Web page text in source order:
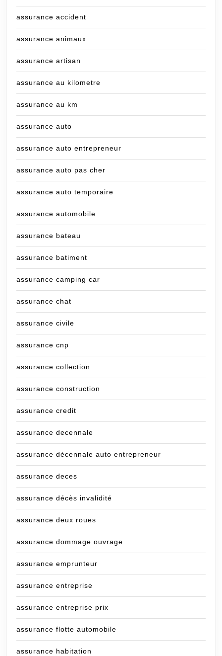
assurance accident
assurance animaux
assurance artisan
assurance au kilometre
assurance au km
assurance auto
assurance auto entrepreneur
assurance auto pas cher
assurance auto temporaire
assurance automobile
assurance bateau
assurance batiment
assurance camping car
assurance chat
assurance civile
assurance cnp
assurance collection
assurance construction
assurance credit
assurance decennale
assurance décennale auto entrepreneur
assurance deces
assurance décès invalidité
assurance deux roues
assurance dommage ouvrage
assurance emprunteur
assurance entreprise
assurance entreprise prix
assurance flotte automobile
assurance habitation